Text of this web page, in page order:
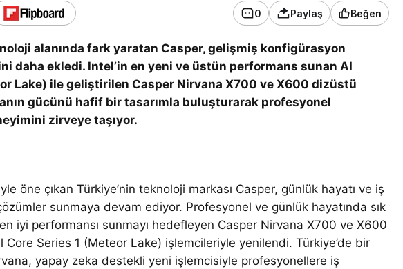
0 Paylaş Beğen
alanında fark yaratan Casper, gelişmiş konfigürasyon
daha ekledi. Intel’in en yeni ve üstün performans sunan AI
Lake) ile geliştirilen Casper Nirvana X700 ve X600 dizüstü
gücünü hafif bir tasarımla buluşturarak profesyonel
zirveye taşıyor.
öne çıkan Türkiye’nin teknoloji markası Casper, günlük hayatı ve iş
sunmaya devam ediyor. Profesyonel ve günlük hayatında sık
iyi performansı sunmayı hedefleyen Casper Nirvana X700 ve X600
Series 1 (Meteor Lake) işlemcileriyle yenilendi. Türkiye’de bir
yapay zeka destekli yeni işlemcisiyle profesyonellere iş